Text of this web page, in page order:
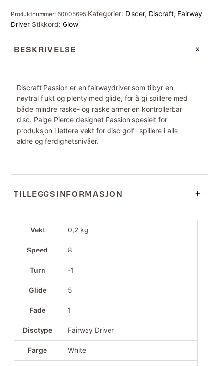
Produktnummer:60005695 Kategorier: Discer, Discraft, Fairway
Driver Stikkord:Glow
BESKRIVELSE
Discraft Passion er en fairwaydriver som tilbyr en
nøytral flukt og plenty med glide, for å gi spillere med
både mindre raske- og raske armer en kontrollerbar
disc. Paige Pierce designet Passion spesielt for
produksjon i lettere vekt for disc golf- spillere i alle
aldre og ferdighetsnivåer.
TILLEGGSINFORMASJON
Vekt 0,2 kg
Speed 8
Turn -1
Glide 5
Fade 1
Disctype Fairway Driver
Farge White